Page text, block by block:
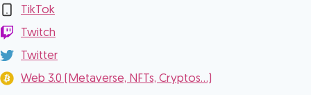
TikTok
Twitch
Twitter
Web 3.0 (Metaverse, NFTs, Cryptos...)